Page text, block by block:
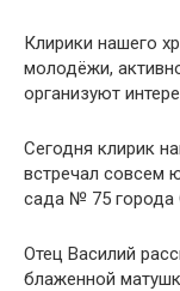
Клирики нашего
молодёжи,
организуют
Сегодня клирик
встречал совсем
сада № 75 города
Отец Василий
блаженной